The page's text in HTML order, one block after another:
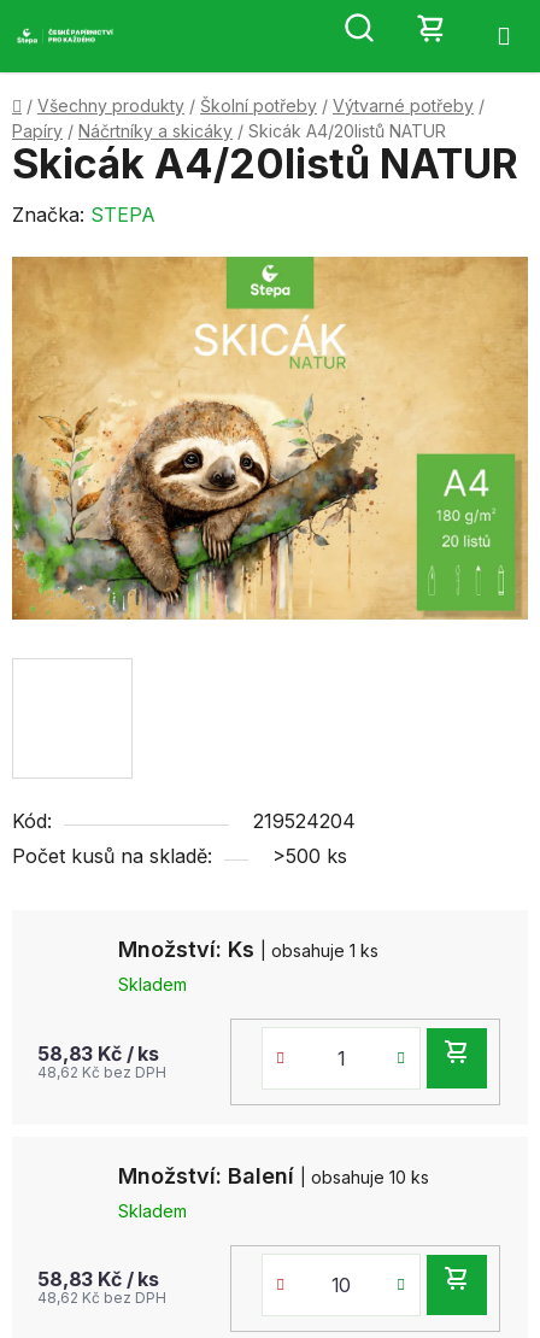
na
Hledat
KOŠÍK
Domů
/ Všechny produkty / Školní potřeby / Výtvarné potřeby /
Papíry / Náčrtníky a skicáky / Skicák A4/20listů NATUR
Množství: Ks
| obsahuje 1 ks
Skladem
58,83 Kč / ks
48,62 Kč bez DPH
Množství: Balení
| obsahuje 10 ks
Skladem
58,83 Kč / ks
48,62 Kč bez DPH
Kód:
219524204
Počet kusů na skladě:
>500 ks
Skicák A4/20listů NATUR
Značka: STEPA